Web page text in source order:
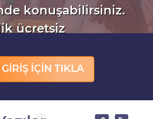
konuşabilirsiniz.
ücretsiz
İÇİN TIKLA